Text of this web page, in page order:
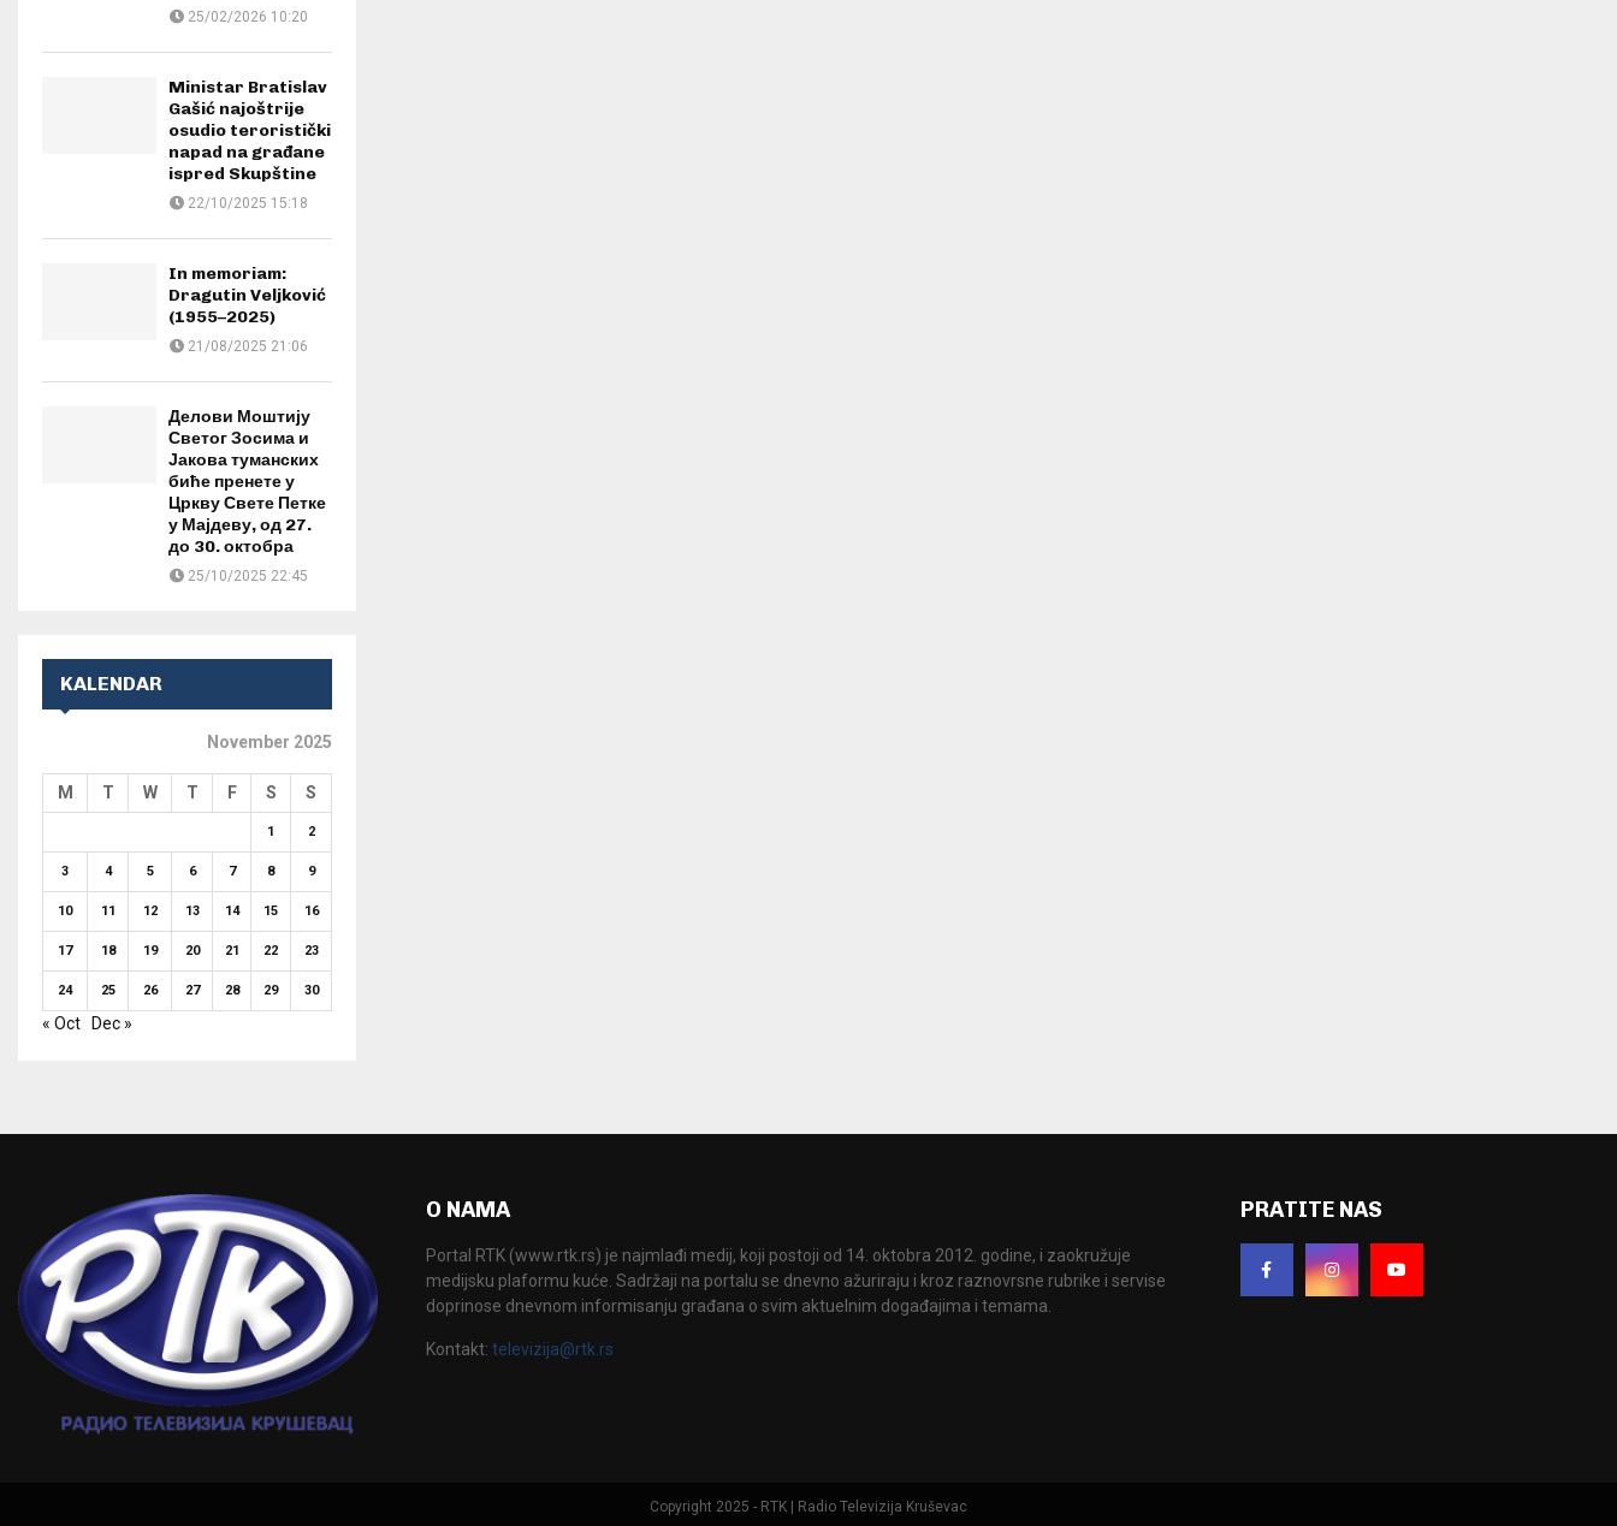
25/02/2026 10:20
Ministar Bratislav
Gašić najoštrije
osudio teroristički
napad na građane
ispred Skupštine
22/10/2025 15:18
In memoriam:
Dragutin Veljković
(1955–2025)
21/08/2025 21:06
Делови Моштију
Светог Зосима и
Јакова туманских
биће пренете у
Цркву Свете Петке
у Мајдеву, од 27.
до 30. октобра
25/10/2025 22:45
KALENDAR
November 2025
M T W T F S S
1 2
3 4 5 6 7 8 9
10 11 12 13 14 15 16
17 18 19 20 21 22 23
24 25 26 27 28 29 30
« Oct Dec »
O NAMA
Portal RTK (www.rtk.rs) je najmlađi medij, koji postoji od 14. oktobra 2012. godine, i zaokružuje
medijsku plaformu kuće. Sadržaji na portalu se dnevno ažuriraju i kroz raznovrsne rubrike i servise
doprinose dnevnom informisanju građana o svim aktuelnim događajima i temama.
Kontakt: televizija@rtk.rs
PRATITE NAS
Copyright 2025 - RTK | Radio Televizija Kruševac